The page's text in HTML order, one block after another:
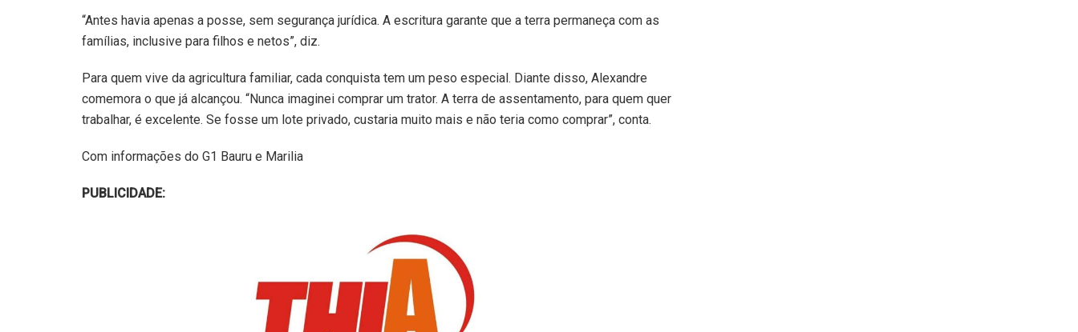
“Antes havia apenas a posse, sem segurança jurídica. A escritura garante que a terra permaneça com as
famílias, inclusive para filhos e netos”, diz.
Para quem vive da agricultura familiar, cada conquista tem um peso especial. Diante disso, Alexandre
comemora o que já alcançou. “Nunca imaginei comprar um trator. A terra de assentamento, para quem quer
trabalhar, é excelente. Se fosse um lote privado, custaria muito mais e não teria como comprar”, conta.
Com informações do G1 Bauru e Marilia
PUBLICIDADE: